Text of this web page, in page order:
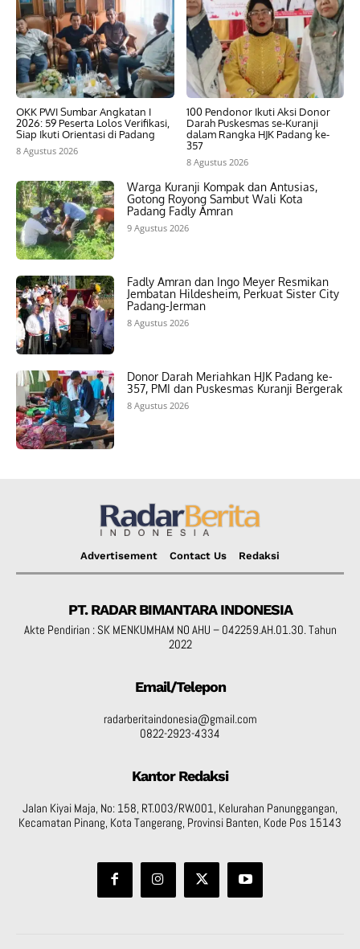
OKK PWI Sumbar Angkatan I
2026: 59 Peserta Lolos Verifikasi,
Siap Ikuti Orientasi di Padang
8 Agustus 2026
100 Pendonor Ikuti Aksi Donor
Darah Puskesmas se-Kuranji
dalam Rangka HJK Padang ke-
357
8 Agustus 2026
Warga Kuranji Kompak dan Antusias,
Gotong Royong Sambut Wali Kota
Padang Fadly Amran
9 Agustus 2026
Fadly Amran dan Ingo Meyer Resmikan
Jembatan Hildesheim, Perkuat Sister City
Padang-Jerman
8 Agustus 2026
Donor Darah Meriahkan HJK Padang ke-
357, PMI dan Puskesmas Kuranji Bergerak
8 Agustus 2026
Advertisement Contact Us Redaksi
PT. RADAR BIMANTARA INDONESIA
Akte Pendirian : SK MENKUMHAM NO AHU – 042259.AH.01.30. Tahun
2022
Email/Telepon
radarberitaindonesia@gmail.com
0822-2923-4334
Kantor Redaksi
Jalan Kiyai Maja, No: 158, RT.003/RW.001, Kelurahan Panunggangan,
Kecamatan Pinang, Kota Tangerang, Provinsi Banten, Kode Pos 15143